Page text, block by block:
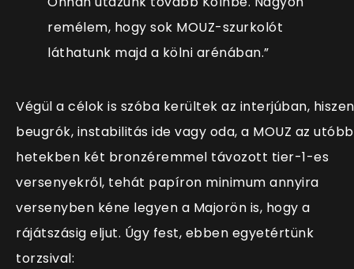
remélem, hogy sok MOUZ-szurkolót
láthatunk majd a kölni arénában.”
Végül a célok is szóba kerültek az interjúban, hiszen
beugrók, instabilitás ide vagy oda, a MOUZ az
hetekben két bronzéremmel távozott tier-1-es
versenyekről, tehát papíron minimum annyira
versenyben kéne legyen a Majorön is, hogy a
rájátszásig eljut. Úgy fest, ebben egyetértünk
torzsival: